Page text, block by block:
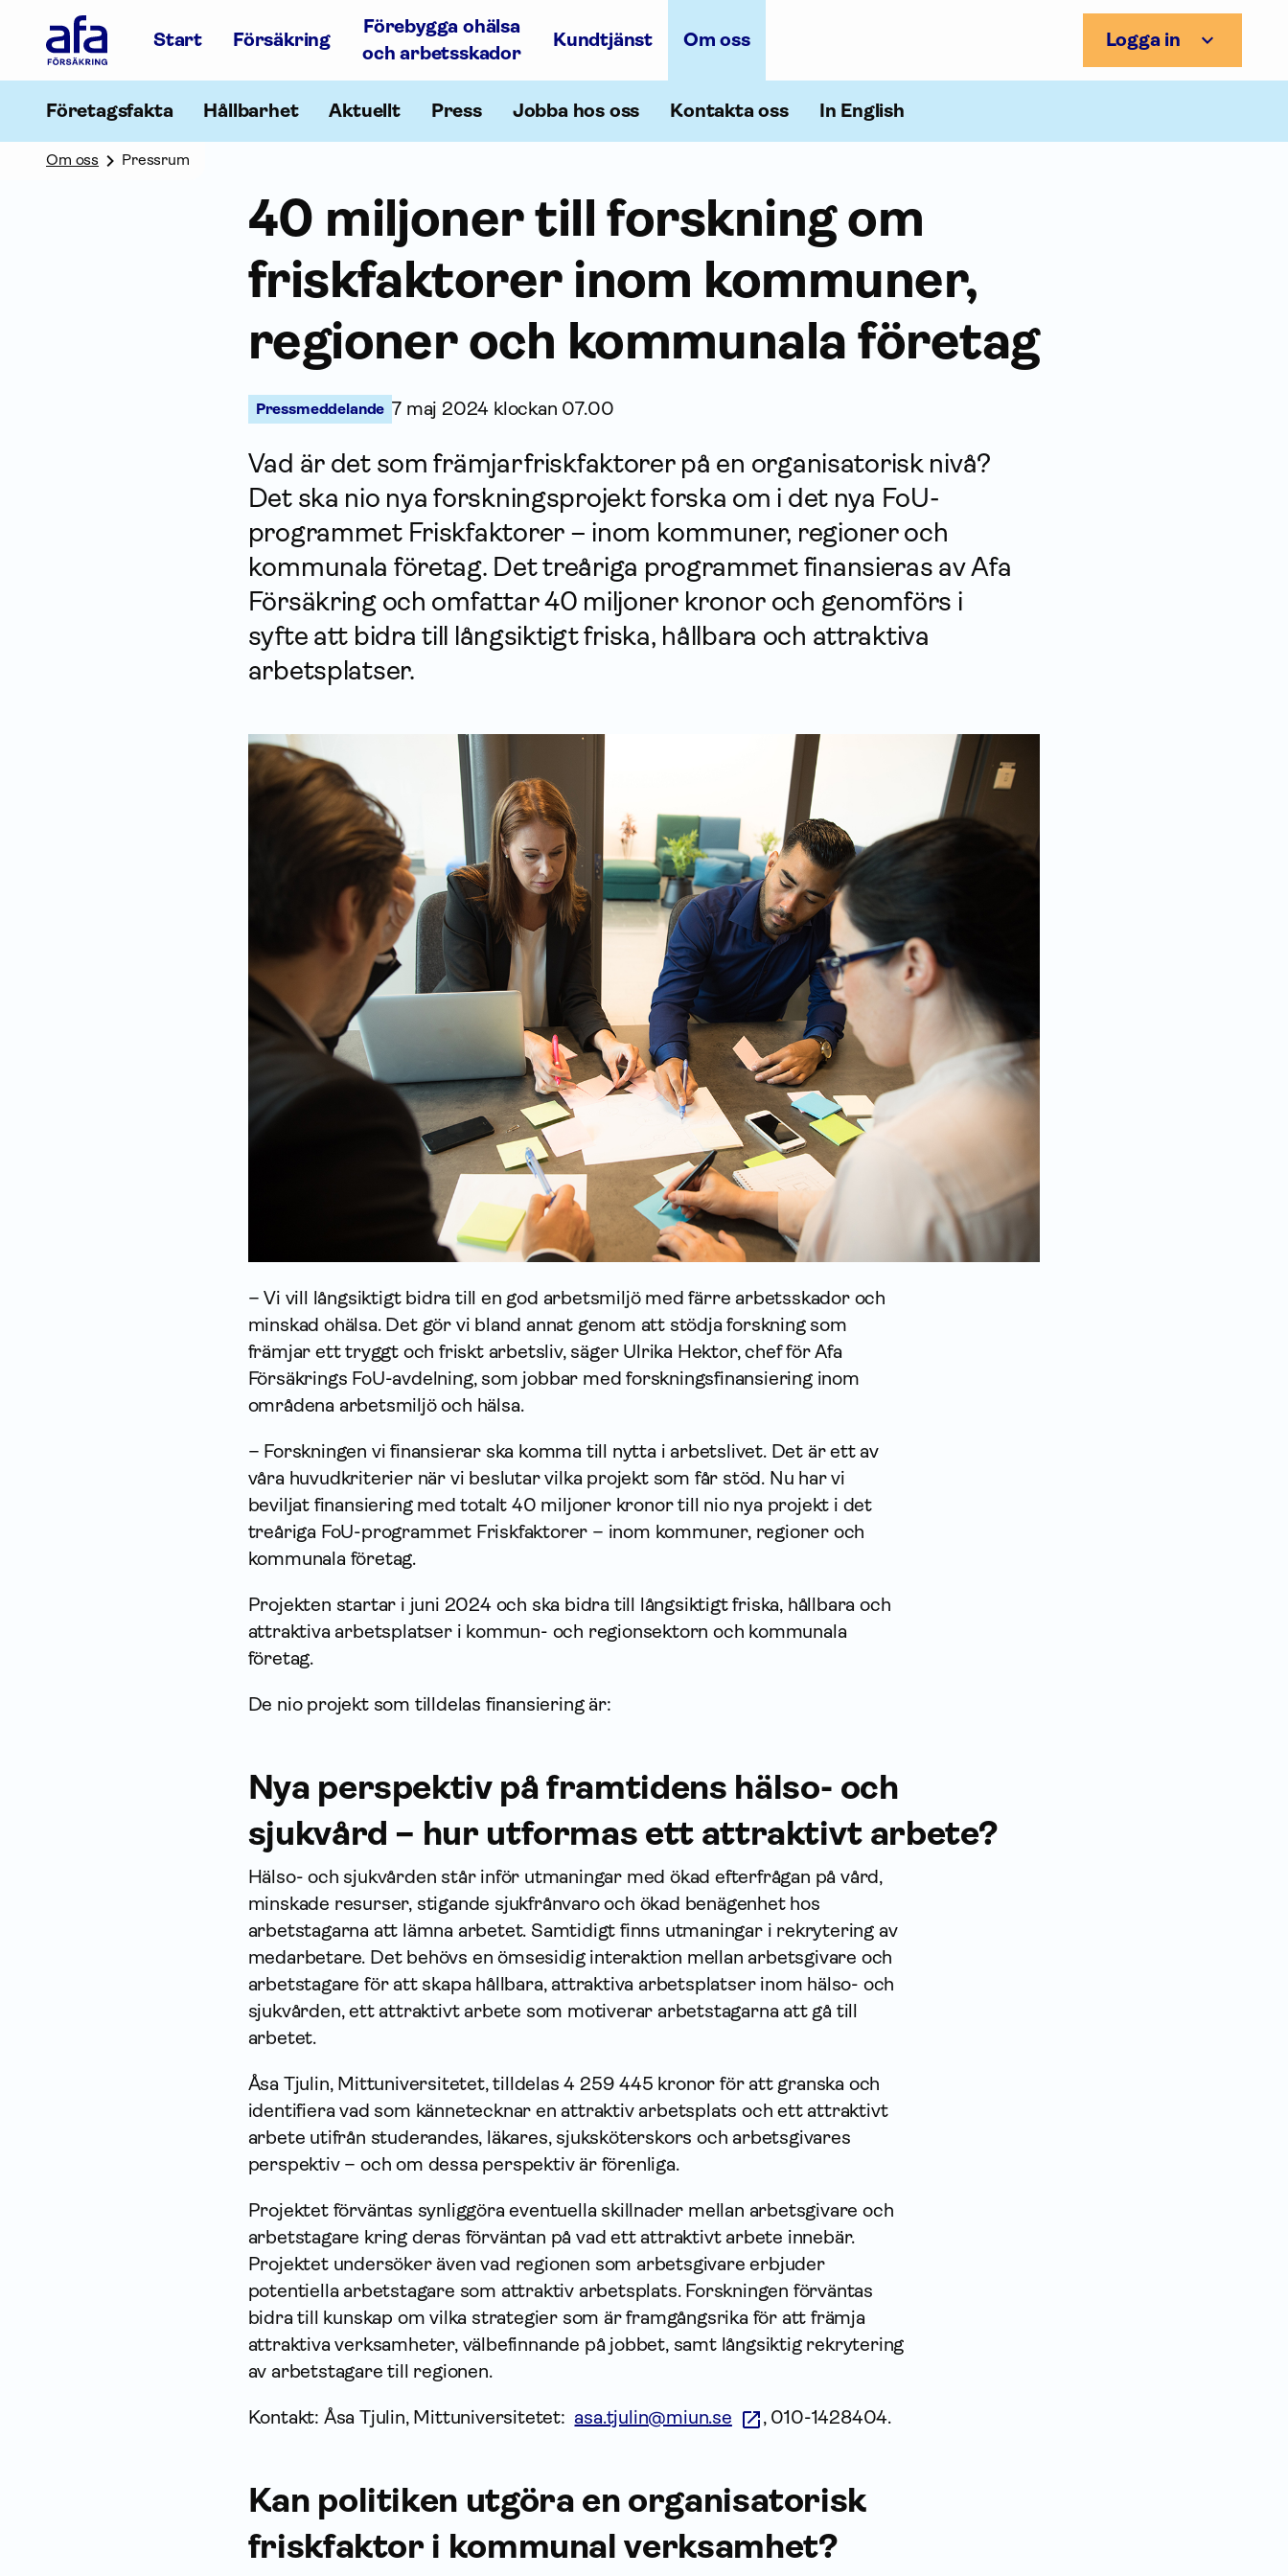
Försäkring
Gå
startsidan
Start Försäkring
Förebygga ohälsa
och arbetsskador
Kundtjänst Om oss Logga in
Företagsfakta Hållbarhet Aktuellt Press Jobba hos oss Kontakta oss In English
Om oss Pressrum
40 miljoner till forskning om
friskfaktorer inom kommuner,
regioner och kommunala företag
Pressmeddelande 7 maj 2024 klockan 07.00
Vad är det som främjar friskfaktorer på en organisatorisk nivå?
Det ska nio nya forsknings­projekt forska om i det nya FoU-
programmet Friskfaktorer – inom kommuner, regioner och
kommunala företag. Det treåriga programmet finansieras av Afa
För­säkring och omfattar 40 miljoner kronor och genomförs i
syfte att bidra till långsiktigt friska, hållbara och attraktiva
arbetsplatser.
– Vi vill långsiktigt bidra till en god arbetsmiljö med färre arbetsskador och
minskad ohälsa. Det gör vi bland annat genom att stödja forskning som
främjar ett tryggt och friskt arbetsliv, säger Ulrika Hektor, chef för Afa
Försäkrings FoU-avdelning, som jobbar med forskningsfinansiering inom
områdena arbetsmiljö och hälsa.
– Forskningen vi finansierar ska komma till nytta i arbetslivet. Det är ett av
våra huvudkriterier när vi beslutar vilka projekt som får stöd. Nu har vi
beviljat finansiering med totalt 40 miljoner kronor till nio nya projekt i det
treåriga FoU-programmet Friskfaktorer – inom kommuner, regioner och
kommunala företag.
Projekten startar i juni 2024 och ska bidra till långsiktigt friska, hållbara och
attraktiva arbetsplatser i kommun- och regionsektorn och kommunala
företag.
De nio projekt som tilldelas finansiering är:
Nya perspektiv på framtidens hälso- och
sjukvård – hur utformas ett attraktivt arbete?
Hälso- och sjukvården står inför utmaningar med ökad efterfrågan på vård,
minskade resurser, stigande sjukfrånvaro och ökad benägenhet hos
arbetstagarna att lämna arbetet. Samtidigt finns utmaningar i rekrytering av
medarbetare. Det behövs en ömsesidig interaktion mellan arbetsgivare och
arbetstagare för att skapa hållbara, attraktiva arbetsplatser inom hälso- och
sjukvården, ett attraktivt arbete som motiverar arbetstagarna att gå till
arbetet.
Åsa Tjulin, Mittuniversitetet, tilldelas 4 259 445 kronor för att granska och
identifiera vad som kännetecknar en attraktiv arbetsplats och ett attraktivt
arbete utifrån studerandes, läkares, sjuksköterskors och arbetsgivares
perspektiv – och om dessa perspektiv är förenliga.
Projektet förväntas synliggöra eventuella skillnader mellan arbetsgivare och
arbetstagare kring deras förväntan på vad ett attraktivt arbete innebär.
Projektet undersöker även vad regionen som arbetsgivare erbjuder
potentiella arbetstagare som attraktiv arbetsplats. Forskningen förväntas
bidra till kunskap om vilka strategier som är framgångsrika för att främja
attraktiva verksamheter, välbefinnande på jobbet, samt långsiktig rekrytering
av arbetstagare till regionen.
Kontakt: Åsa Tjulin, Mittuniversitetet: asa.tjulin@miun.se , 010-1428404.
Kan politiken utgöra en organisatorisk
friskfaktor i kommunal verksamhet?